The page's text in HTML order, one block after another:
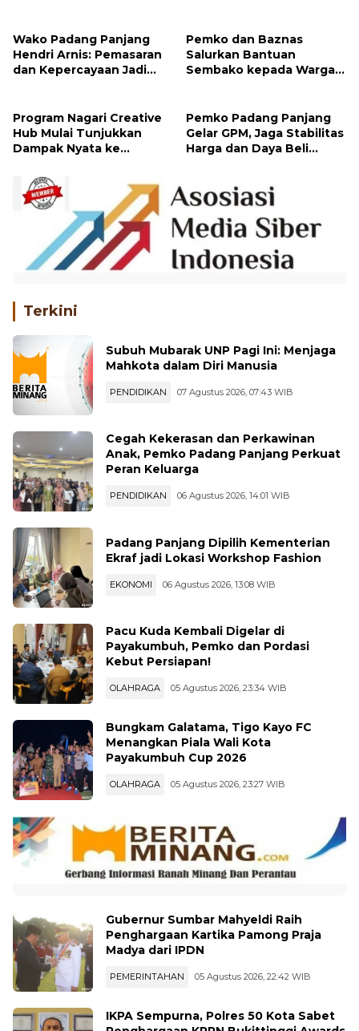
Wako Padang Panjang
Hendri Arnis: Pemasaran
dan Kepercayaan Jadi
Pemko dan Baznas
Salurkan Bantuan
Sembako kepada Warga
Program Nagari Creative
Hub Mulai Tunjukkan
Dampak Nyata ke
Pemko Padang Panjang
Gelar GPM, Jaga Stabilitas
Harga dan Daya Beli
Terkini
Subuh Mubarak UNP Pagi Ini: Menjaga
Mahkota dalam Diri Manusia
PENDIDIKAN 07 Agustus 2026, 07:43 WIB
Cegah Kekerasan dan Perkawinan
Anak, Pemko Padang Panjang Perkuat
Peran Keluarga
PENDIDIKAN 06 Agustus 2026, 14:01 WIB
Padang Panjang Dipilih Kementerian
Ekraf jadi Lokasi Workshop Fashion
EKONOMI 06 Agustus 2026, 13:08 WIB
Pacu Kuda Kembali Digelar di
Payakumbuh, Pemko dan Pordasi
Kebut Persiapan!
OLAHRAGA 05 Agustus 2026, 23:34 WIB
Bungkam Galatama, Tigo Kayo FC
Menangkan Piala Wali Kota
Payakumbuh Cup 2026
OLAHRAGA 05 Agustus 2026, 23:27 WIB
Gubernur Sumbar Mahyeldi Raih
Penghargaan Kartika Pamong Praja
Madya dari IPDN
PEMERINTAHAN 05 Agustus 2026, 22:42 WIB
IKPA Sempurna, Polres 50 Kota Sabet